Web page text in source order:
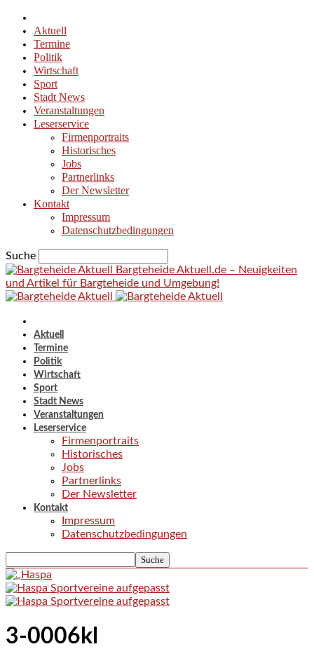
Aktuell
Termine
Politik
Wirtschaft
Sport
Stadt News
Veranstaltungen
Leserservice
Firmenportraits
Historisches
Jobs
Partnerlinks
Der Newsletter
Kontakt
Impressum
Datenschutzbedingungen
Suche
Bargteheide Aktuell.de – Neuigkeiten
und Artikel für Bargteheide und Umgebung!
Aktuell
Termine
Politik
Wirtschaft
Sport
Stadt News
Veranstaltungen
Leserservice
Firmenportraits
Historisches
Jobs
Partnerlinks
Der Newsletter
Kontakt
Impressum
Datenschutzbedingungen
3-0006kl